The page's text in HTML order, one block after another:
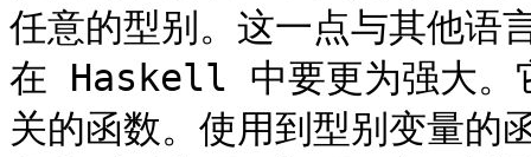
任意的型别。这一点与其他
在 Haskell 中要更为强大。
关的函数。使用到型别变量